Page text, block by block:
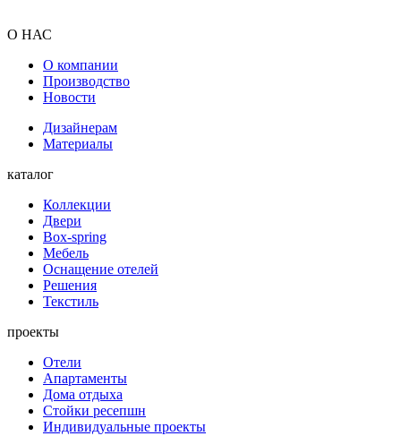
О НАС
О компании
Производство
Новости
Дизайнерам
Материалы
каталог
Коллекции
Двери
Box-spring
Мебель
Оснащение отелей
Решения
Текстиль
проекты
Отели
Апартаменты
Дома отдыха
Стойки ресепшн
Индивидуальные проекты